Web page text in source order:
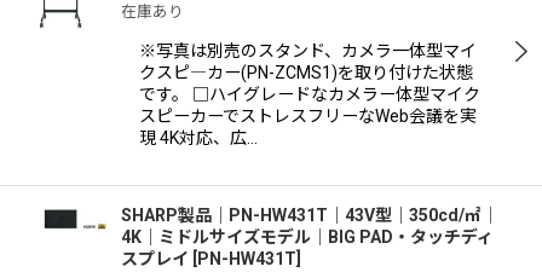
在庫あり
※写真は別売のスタンド、カメラ一体型マイ
クスピ―カー(PN-ZCMS1)を取り付けた状態
です。 □ハイグレードなカメラー体型マイク
スピーカーでストレスフリーなWeb会議を実
現 4K対応、広…
SHARP製品｜PN-HW431T｜43V型｜350cd/㎡｜
4K｜ミドルサイズモデル｜BIG PAD・タッチディ
スプレイ
PN-HW431T